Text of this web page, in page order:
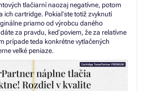
tlačiarní naozaj negatívne, potom
ich cartridge. Pokiaľ ste totiž zvyknutí
priamo od výrobcu daného
za pravdu, keď poviem, že za relatívne
prípade teda konkrétne vytlačených
veľké peniaze.